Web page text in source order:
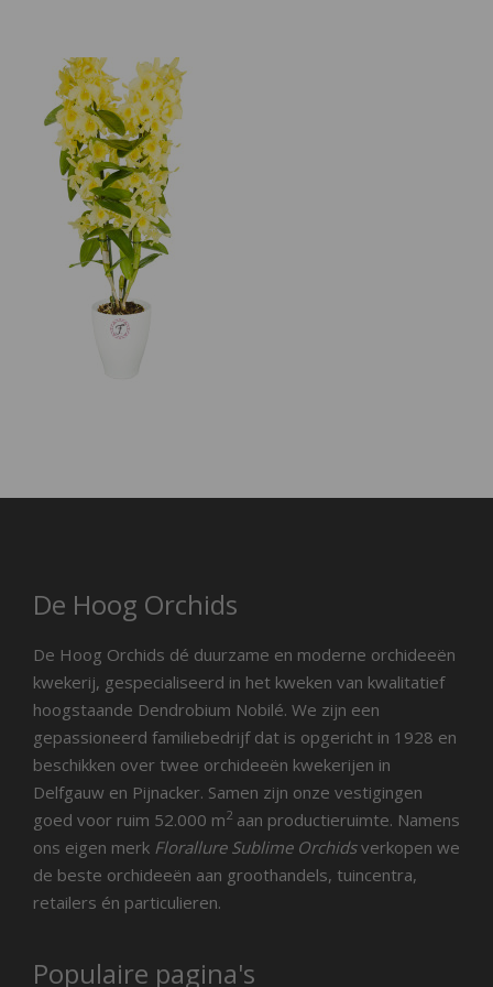
De Hoog Orchids
De Hoog Orchids dé duurzame en moderne orchideeën
kwekerij, gespecialiseerd in het kweken van kwalitatief
hoogstaande Dendrobium Nobilé. We zijn een
gepassioneerd familiebedrijf dat is opgericht in 1928 en
beschikken over twee orchideeën kwekerijen in
Delfgauw en Pijnacker. Samen zijn onze vestigingen
goed voor ruim 52.000 m2 aan productieruimte. Namens
ons eigen merk Florallure Sublime Orchidsverkopen we
de beste orchideeën aan groothandels, tuincentra,
retailers én particulieren.
Populaire pagina's